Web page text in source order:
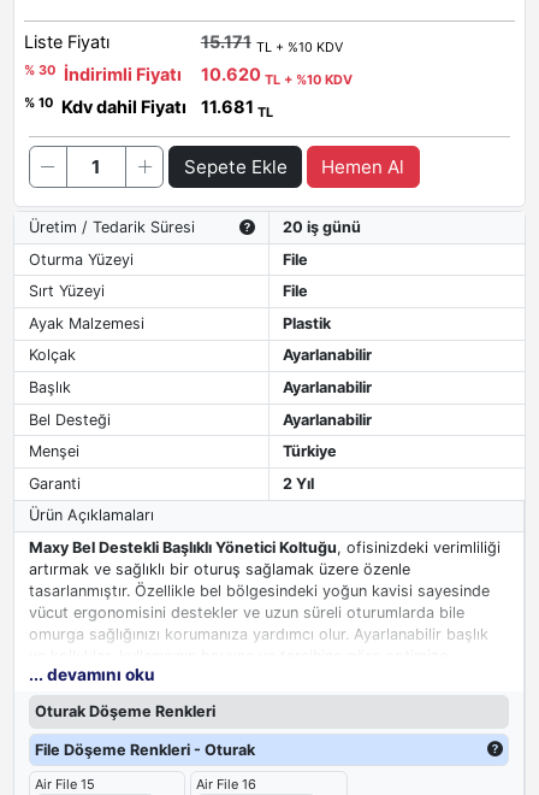
Liste Fiyatı 15.171 TL + %10 KDV
% 30
İndirimli Fiyatı 10.620 TL + %10 KDV
% 10
Kdv dahil Fiyatı 11.681 TL
Sepete Ekle Hemen Al
Üretim / Tedarik Süresi
20 iş günü
Oturma Yüzeyi
File
Sırt Yüzeyi
File
Ayak Malzemesi
Plastik
Kolçak
Ayarlanabilir
Başlık
Ayarlanabilir
Bel Desteği
Ayarlanabilir
Menşei
Türkiye
Garanti
2 Yıl
Ürün Açıklamaları
Maxy Bel Destekli Başlıklı Yönetici Koltuğu, ofisinizdeki verimliliği
artırmak ve sağlıklı bir oturuş sağlamak üzere özenle
tasarlanmıştır. Özellikle bel bölgesindeki yoğun kavisi sayesinde
vücut ergonomisini destekler ve uzun süreli oturumlarda bile
omurga sağlığınızı korumanıza yardımcı olur. Ayarlanabilir başlık
edilebilir, böylece kişiselleştirilmiş konfor sunar. Siyah file sırtı,
hava akışını sağlayarak terlemeyi önlerken, zarif görünümüyle her
yönetici ofisine uyum sağlar.
... devamını oku
Oturak Döşeme Renkleri
File Döşeme Renkleri - Oturak
Air File 15 Air File 16